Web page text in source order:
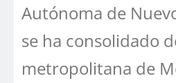
Autónoma de
se ha consolidado
metropolitana de